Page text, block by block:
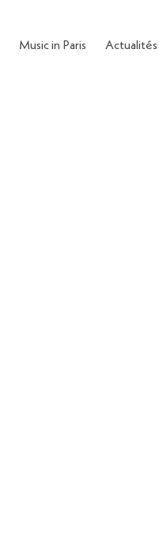
Music in Paris Actualités